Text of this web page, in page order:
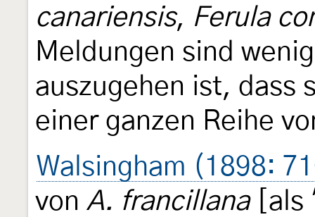
canariensis, Ferula
Meldungen sind
auszugehen ist, dass
einer ganzen Reihe
Walsingham (1898:
von A. francillana[als